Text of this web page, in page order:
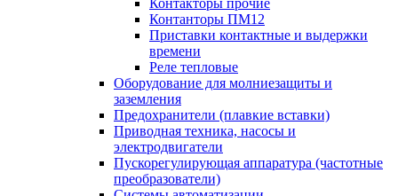
Контакторы прочие
Контанторы ПМ12
Приставки контактные и выдержки
времени
Реле тепловые
Оборудование для молниезащиты и
заземления
Предохранители (плавкие вставки)
Приводная техника, насосы и
электродвигатели
Пускорегулирующая аппаратура (частотные
преобразователи)